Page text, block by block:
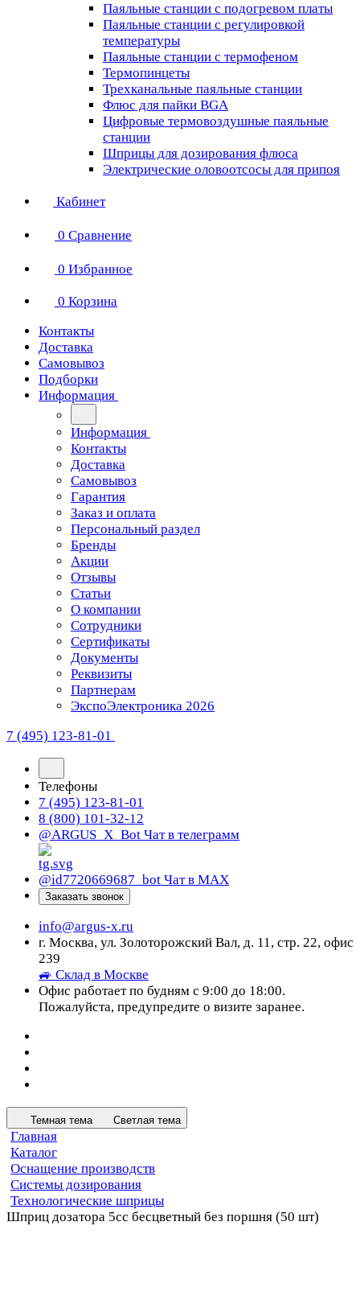
Паяльные станции с подогревом платы
Паяльные станции с регулировкой
температуры
Паяльные станции с термофеном
Термопинцеты
Трехканальные паяльные станции
Флюс для пайки BGA
Цифровые термовоздушные паяльные
станции
Шприцы для дозирования флюса
Электрические оловоотсосы для припоя
Кабинет
0 Сравнение
0 Избранное
0 Корзина
Контакты
Доставка
Самовывоз
Подборки
Информация
Информация
Контакты
Доставка
Самовывоз
Гарантия
Заказ и оплата
Персональный раздел
Бренды
Акции
Отзывы
Статьи
О компании
Сотрудники
Сертификаты
Документы
Реквизиты
Партнерам
ЭкспоЭлектроника 2026
7 (495) 123-81-01
Телефоны
7 (495) 123-81-01
8 (800) 101-32-12
@ARGUS_X_Bot Чат в телеграмм
@id7720669687_bot Чат в МАХ
Заказать звонок
info@argus-x.ru
г. Москва, ул. Золоторожский Вал, д. 11, стр. 22, офис
239
🚙 Склад в Москве
Офис работает по будням с 9:00 до 18:00.
Пожалуйста, предупредите о визите заранее.
Темная тема Светлая тема
Главная
Каталог
Оснащение производств
Системы дозирования
Технологические шприцы
Шприц дозатора 5сс бесцветный без поршня (50 шт)